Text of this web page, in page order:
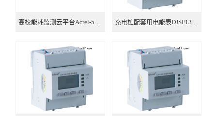
电能管理
多用户电能计量箱
电能质量治理
智能网关
高校能耗监测云平台Acrel-5000 充电桩配套用电能表DJSF1352-RN